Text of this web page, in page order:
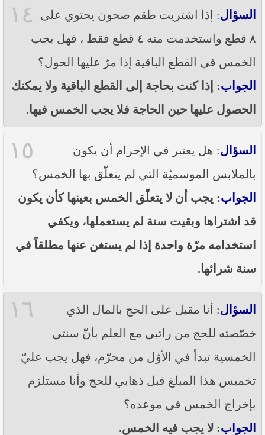
١٤ السؤال: إذا اشتريت طقم صحون يحتوي على
٨ قطع واستخدمت منه ٤ قطع فقط ، فهل يجب
الخمس في القطع الباقية إذا مرّ عليها الحول؟
الجواب: إذا كنت بحاجة إلى القطع الباقية ولا يمكنك
الحصول عليها حين الحاجة فلا يجب الخمس فيها.
١٥ السؤال: هل يعتبر في الإحرام أن يكون
بالملابس الموسميّة التي لم يتعلّق بها الخمس؟
الجواب: يجب أن لا يتعلّق الخمس بعينها كأن يكون
قد اشتراها وبقيت سنة لم يستعملها، ويكفي
استخدامه مرّة واحدة إذا لم يستغن عنها مطلقاً في
سنة شرائها.
١٦ السؤال: أنا مقبل على الحج بالمال الذي
خصّصته للحج من راتبي مع العلم بأنّ سنتي
الخمسية تبدأ في الأوّل من محرّم، فهل يجب عليّ
تخميس هذا المبلغ قبل ذهابي للحج وأنا مستلزم
بإخراج الخمس في موعده؟
الجواب: لا يجب فيه الخمس.